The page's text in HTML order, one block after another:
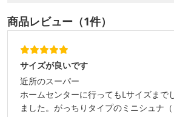
商品レビュー（1件）
サイズが良いです
近所のスーパー
ホームセンターに行ってもLサイズまで
ました。がっちりタイプのミニシュナ（